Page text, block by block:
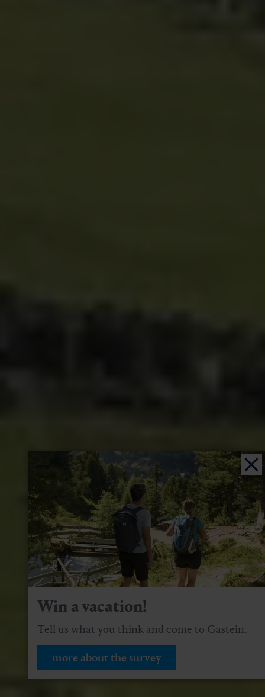
Win a vacation!
Tell us what you think and come to Gastein.
more about the survey